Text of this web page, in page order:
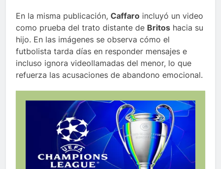
En la misma publicación, Caffaro incluyó un video
como prueba del trato distante de Britos hacia su
hijo. En las imágenes se observa cómo el
futbolista tarda días en responder mensajes e
incluso ignora videollamadas del menor, lo que
refuerza las acusaciones de abandono emocional.